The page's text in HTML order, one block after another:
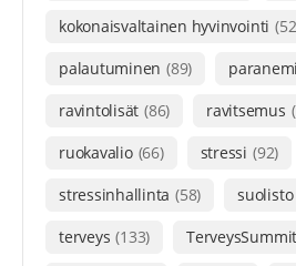
kokonaisvaltainen hyvinvointi
palautuminen (89)
ravintolisät (86) ravitsemus
ruokavalio (66) stressi (92)
stressinhallinta (58) suolisto
terveys (133)